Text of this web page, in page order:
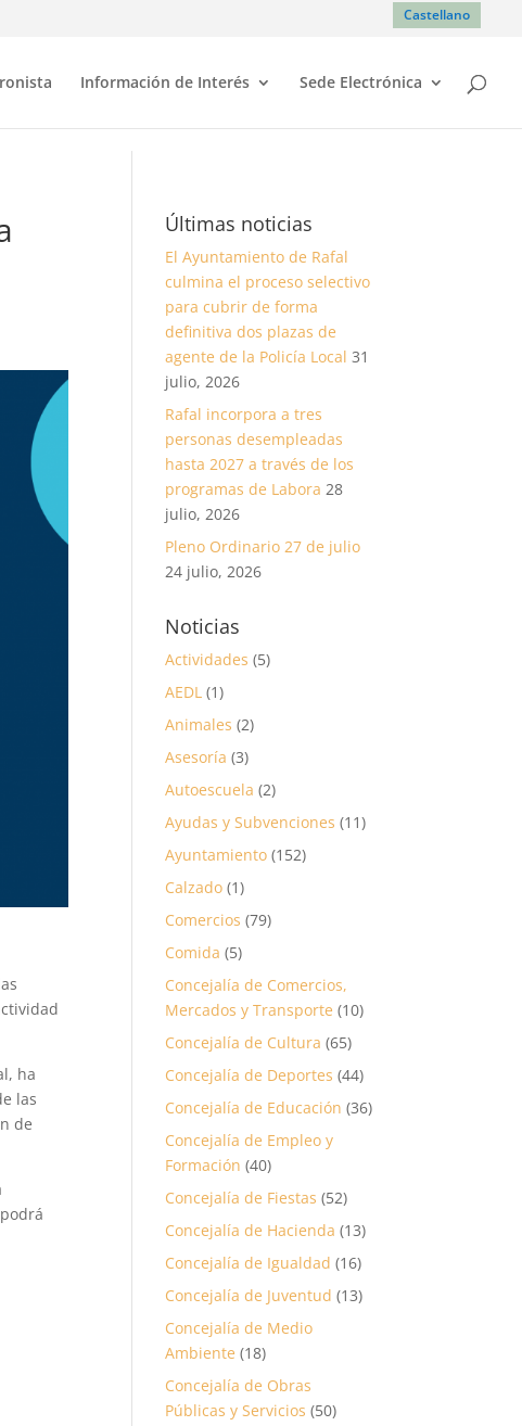
Castellano
Información de Interés Sede Electrónica
ha
las
de
Últimas noticias
El Ayuntamiento de Rafal
culmina el proceso selectivo
para cubrir de forma
definitiva dos plazas de
agente de la Policía Local 31
julio, 2026
Rafal incorpora a tres
personas desempleadas
hasta 2027 a través de los
programas de Labora 28
julio, 2026
Pleno Ordinario 27 de julio
24 julio, 2026
Noticias
Actividades (5)
AEDL (1)
Animales (2)
Asesoría (3)
Autoescuela (2)
Ayudas y Subvenciones (11)
Ayuntamiento (152)
Calzado (1)
Comercios (79)
Comida (5)
Concejalía de Comercios,
Mercados y Transporte (10)
Concejalía de Cultura (65)
Concejalía de Deportes (44)
Concejalía de Educación (36)
Concejalía de Empleo y
Formación (40)
Concejalía de Fiestas (52)
Concejalía de Hacienda (13)
Concejalía de Igualdad (16)
Concejalía de Juventud (13)
Concejalía de Medio
Ambiente (18)
Concejalía de Obras
Públicas y Servicios (50)